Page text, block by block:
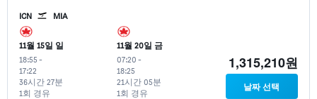
ICN MIA
11월 15일 일
18:55 -
17:22
1회 경유
36시간 27분
11월 20일 금
07:20 -
18:25
1회 경유
21시간 05분
1,315,210원
날짜 선택